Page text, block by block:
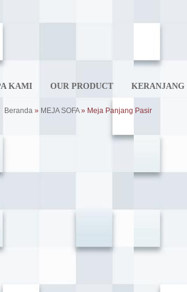
KAMI OUR PRODUCT KERANJANG
Beranda » MEJA SOFA» Meja Panjang Pasir